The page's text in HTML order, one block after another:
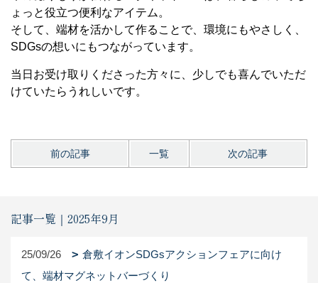
ょっと役立つ便利なアイテム。
そして、端材を活かして作ることで、環境にもやさしく、
SDGsの想いにもつながっています。
当日お受け取りくださった方々に、少しでも喜んでいただ
けていたらうれしいです。
前の記事 一覧 次の記事
記事一覧｜2025年9月
25/09/26
倉敷イオンSDGsアクションフェアに向け
て、端材マグネットバーづくり